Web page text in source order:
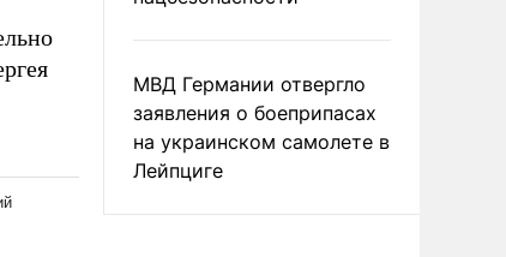
МВД Германии отвергло
заявления о боеприпасах
на украинском самолете в
Лейпциге